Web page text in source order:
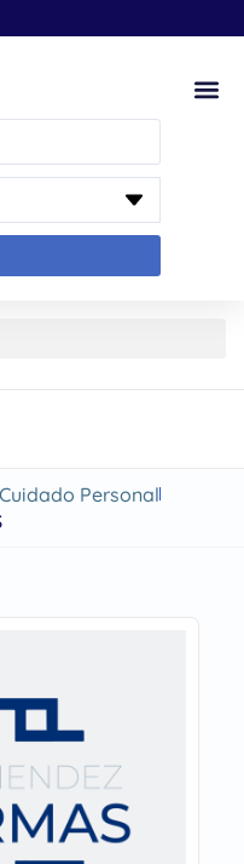
Personal